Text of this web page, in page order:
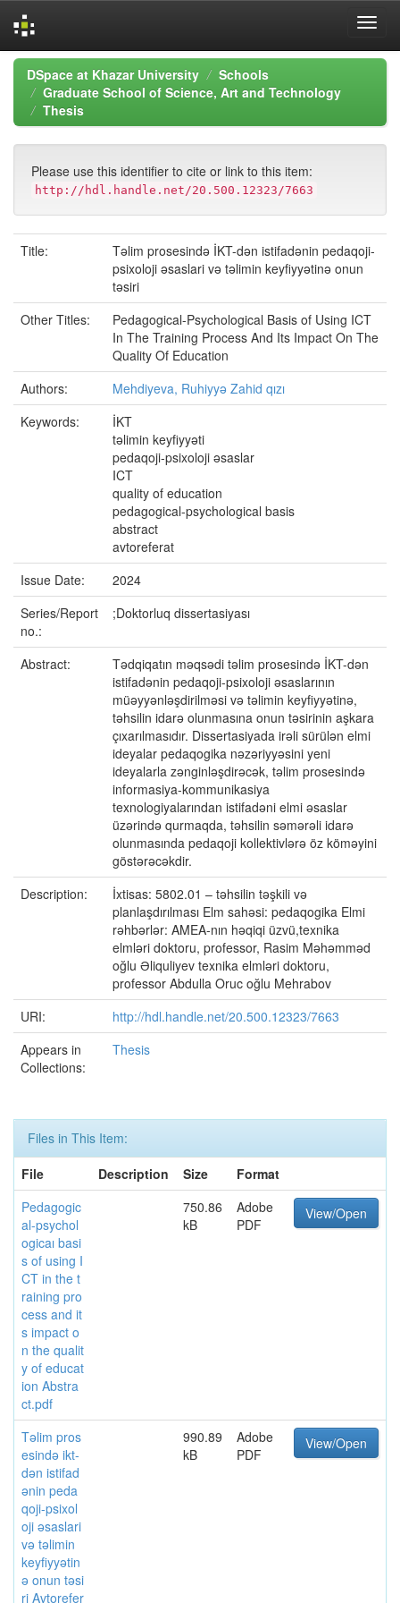
Skip
navigation
DSpace at Khazar University
Schools
Graduate School of Science, Art and Technology
Thesis
Please use this identifier to cite or link to this item:
http://hdl.handle.net/20.500.12323/7663
Title:
Təlim prosesində İKT-dən istifadənin pedaqoji-
psixoloji əsaslari və təlimin keyfiyyətinə onun
təsiri
Other Titles:
Pedagogical-Psychological Basis of Using ICT
In The Training Process And Its Impact On The
Quality Of Education
Authors:
Mehdiyeva, Ruhiyyə Zahid qızı
Keywords:
İKT
təlimin keyfiyyəti
pedaqoji-psixoloji əsaslar
ICT
quality of education
pedagogical-psychological basis
abstract
avtoreferat
Issue Date:
2024
Series/Report
no.:
;Doktorluq dissertasiyası
Abstract:
Tədqiqatın məqsədi təlim prosesində İKT-dən
istifadənin pedaqoji-psixoloji əsaslarının
müəyyənləşdirilməsi və təlimin keyfiyyətinə,
təhsilin idarə olunmasına onun təsirinin aşkara
çıxarılmasıdır. Dissertasiyada irəli sürülən elmi
ideyalar pedaqogika nəzəriyyəsini yeni
ideyalarla zənginləşdirəcək, təlim prosesində
informasiya-kommunikasiya
texnologiyalarından istifadəni elmi əsaslar
üzərində qurmaqda, təhsilin səmərəli idarə
olunmasında pedaqoji kollektivlərə öz köməyini
göstərəcəkdir.
Description:
İxtisas: 5802.01 – təhsilin təşkili və
planlaşdırılması Elm sahəsi: pedaqogika Elmi
rəhbərlər: AMEA-nın həqiqi üzvü,texnika
elmləri doktoru, professor, Rasim Məhəmməd
oğlu Əliquliyev texnika elmləri doktoru,
professor Abdulla Oruc oğlu Mehrabov
URI:
http://hdl.handle.net/20.500.12323/7663
Appears in
Collections:
Thesis
Files in This Item:
File
Description Size
Format
Pedagogic
al-psychol
ogicaı basi
s of using I
CT in the t
raining pro
cess and it
s impact o
n the qualit
y of educat
ion Abstra
ct.pdf
750.86
kB
Adobe
PDF
View/Open
Təlim pros
esində ikt-
dən istifad
ənin peda
qoji-psixol
oji əsaslari
və təlimin
keyfiyyətin
ə onun təsi
ri Avtorefer
990.89
kB
Adobe
PDF
View/Open